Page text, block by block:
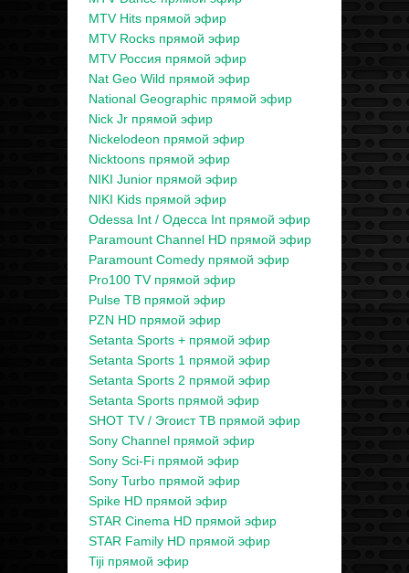
MTV Hits прямой эфир
MTV Rocks прямой эфир
MTV Россия прямой эфир
Nat Geo Wild прямой эфир
National Geographic прямой эфир
Nick Jr прямой эфир
Nickelodeon прямой эфир
Nicktoons прямой эфир
NIKI Junior прямой эфир
NIKI Kids прямой эфир
Odessa Int / Одесса Int прямой эфир
Paramount Channel HD прямой эфир
Paramount Comedy прямой эфир
Pro100 TV прямой эфир
Pulse ТВ прямой эфир
PZN HD прямой эфир
Setanta Sports + прямой эфир
Setanta Sports 1 прямой эфир
Setanta Sports 2 прямой эфир
Setanta Sports прямой эфир
SHOT TV / Эгоист ТВ прямой эфир
Sony Channel прямой эфир
Sony Sci-Fi прямой эфир
Sony Turbo прямой эфир
Spike HD прямой эфир
STAR Cinema HD прямой эфир
STAR Family HD прямой эфир
Tiji прямой эфир